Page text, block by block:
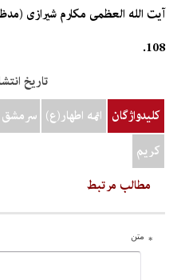
108.
تاریخ
کلیدواژگان
ائمه اطهار(ع) سرمشق
کريم
مطالب مرتبط
* متن